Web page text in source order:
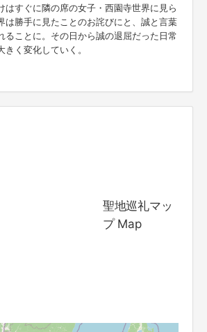
はすぐに隣の席の女子・西園寺世界に見ら
は勝手に見たことのお詫びにと、誠と言葉
ることに。その日から誠の退屈だった日常
く変化していく。
聖地巡礼マッ
プ Map